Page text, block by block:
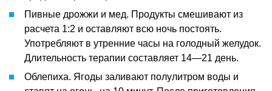
Пивные дрожжи и мед. Продукты смешивают из
расчета 1:2 и оставляют всю ночь постоять.
Употребляют в утренние часы на голодный желудок.
Длительность терапии составляет 14—21 день.
Облепиха. Ягоды заливают полулитром воды и